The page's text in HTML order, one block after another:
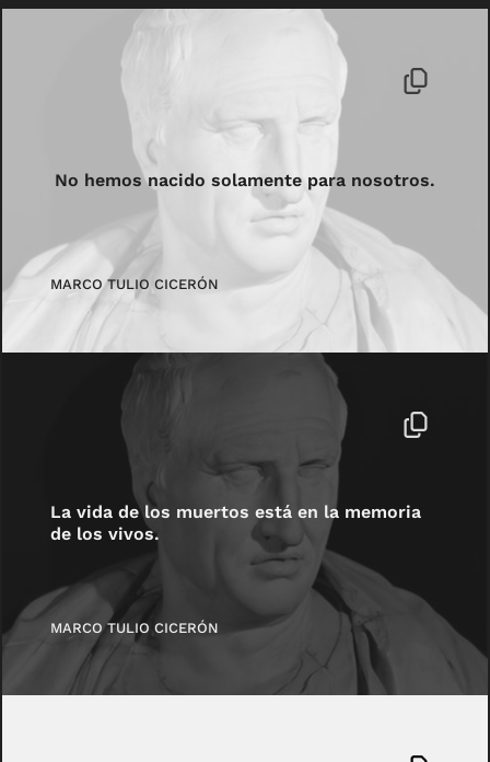
No hemos nacido solamente para nosotros.
MARCO TULIO CICERÓN
La vida de los muertos está en la memoria
de los vivos.
MARCO TULIO CICERÓN